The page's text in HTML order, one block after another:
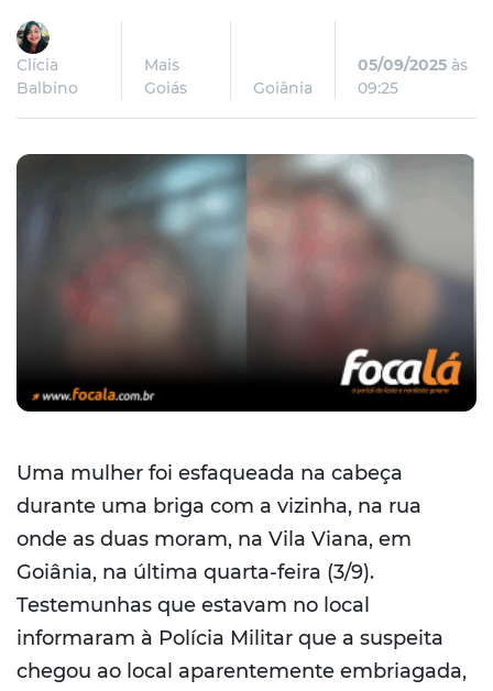
Clícia
Balbino
Mais
Goiás
Goiânia
05/09/2025às
09:25
Uma mulher foi esfaqueada na cabeça
durante uma briga com a vizinha, na rua
onde as duas moram, na Vila Viana, em
Goiânia, na última quarta-feira (3/9).
Testemunhas que estavam no local
informaram à Polícia Militar que a suspeita
chegou ao local aparentemente embriagada,